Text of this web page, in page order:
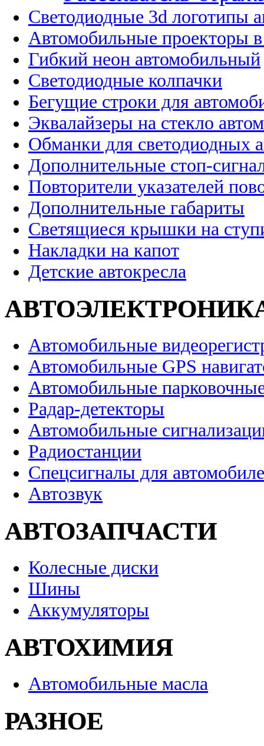
Светодиодные 3d логотипы
Автомобильные проекторы
Гибкий неон автомобильный
Светодиодные колпачки
Бегущие строки для
Эквалайзеры на стекло
Обманки для светодиодных
Дополнительные стоп-
Повторители указателей
Дополнительные габариты
Светящиеся крышки на
Накладки на капот
Детские автокресла
Автомобильные
Автомобильные GPS
Автомобильные
Радар-детекторы
Автомобильные
Радиостанции
Спецсигналы для
Автозвук
АВТОЗАПЧАСТИ
Колесные диски
Шины
Аккумуляторы
АВТОХИМИЯ
Автомобильные масла
РАЗНОЕ